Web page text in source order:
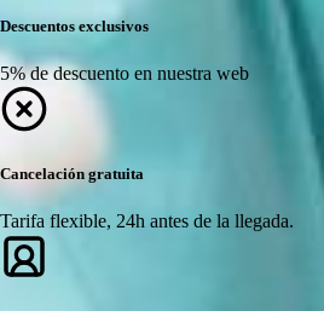
Descuentos exclusivos
5% de descuento en nuestra web
Cancelación gratuita
Tarifa flexible, 24h antes de la llegada.